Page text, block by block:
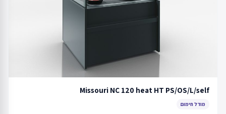
Missouri NC 120 heat HT PS/OS/L/self
מודל חימום